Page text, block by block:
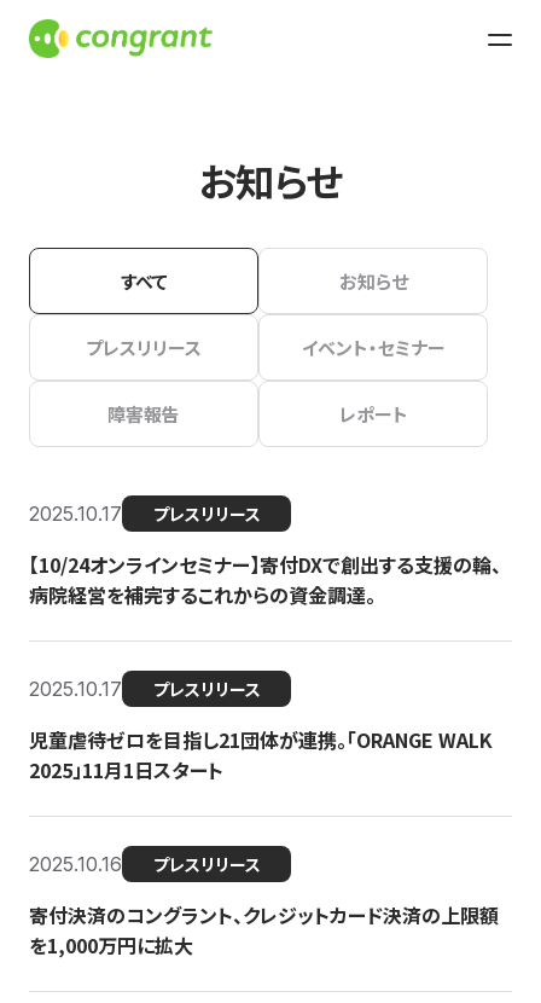
お知らせ
すべて お知らせ
プレスリリース イベント・セミナー
障害報告 レポート
2025.10.17 プレスリリース
【10/24オンラインセミナー】寄付DXで創出する支援の輪、
病院経営を補完するこれからの資金調達。
2025.10.17 プレスリリース
児童虐待ゼロを目指し21団体が連携。「ORANGE WALK
2025」11月1日スタート
2025.10.16 プレスリリース
寄付決済のコングラント、クレジットカード決済の上限額
を1,000万円に拡大